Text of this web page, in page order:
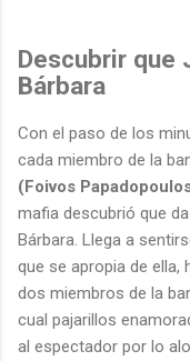
Descubrir que
Bárbara
Con el paso de los
cada miembro de la
(Foivos
mafia descubrió que
Bárbara. Llega a
que se apropia de ella,
dos miembros de la
cual pajarillos
al espectador por lo